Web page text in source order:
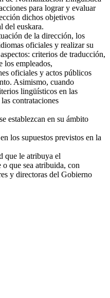
para lograr y evaluar
dichos objetivos
del euskara.
de la dirección, los
oficiales y realizar su
criterios de traducción,
los empleados,
oficiales y actos públicos
Asimismo, cuando
lingüísticos en las
contrataciones
establezcan en su ámbito
los supuestos previstos en la
que le atribuya el
que sea atribuida, con
y directoras del Gobierno